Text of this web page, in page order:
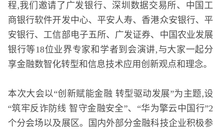
程,我们邀请了广发银行、深圳数据交易所、中国工
商银行软件开发中心、平安人寿、香港众安银行、平
安银行、工信部电子五所、广发证券、中国农业发展
银行等18位业界专家和学者到会演讲,与大家一起分
享金融数智化转型和信息技术应用创新观点和理念。
本次大会以“创新赋能金融 转型驱动发展”为主题,设
“筑牢反诈防线 智守金融安全”、“华为擎云中国行”2
个分会场以及展区。国内外部分金融科技企业积极参